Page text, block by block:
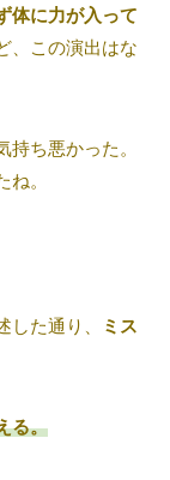
体に力が入って
、この演出はな
持ち悪かった。
。
た通り、
ミス
る。